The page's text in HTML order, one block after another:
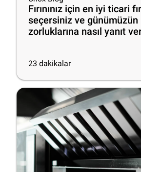
Fırınınız için en iyi ticari
seçersiniz ve günümüzün
zorluklarına nasıl yanıt
23 dakikalar